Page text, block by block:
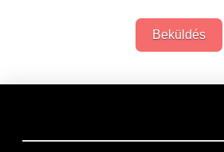
Beküldés